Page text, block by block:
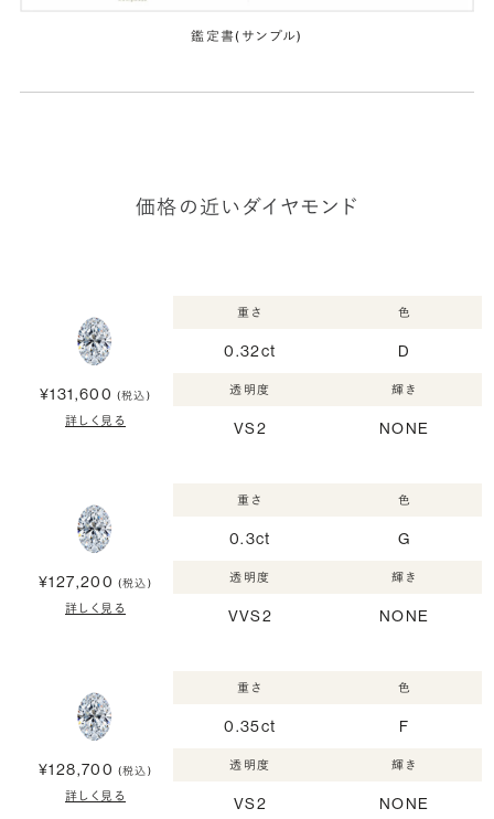
鑑定書(サンプル)
価格の近いダイヤモンド
¥131,600 (税込)
詳しく見る
重さ
0.32ct
色
D
透明度
VS2
輝き
NONE
¥127,200 (税込)
詳しく見る
重さ
0.3ct
色
G
透明度
VVS2
輝き
NONE
¥128,700 (税込)
詳しく見る
重さ
0.35ct
色
F
透明度
VS2
輝き
NONE